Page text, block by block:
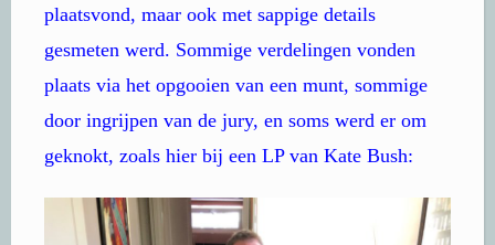
plaatsvond, maar ook met sappige details
gesmeten werd. Sommige verdelingen vonden
plaats via het opgooien van een munt, sommige
door ingrijpen van de jury, en soms werd er om
geknokt, zoals hier bij een LP van Kate Bush: